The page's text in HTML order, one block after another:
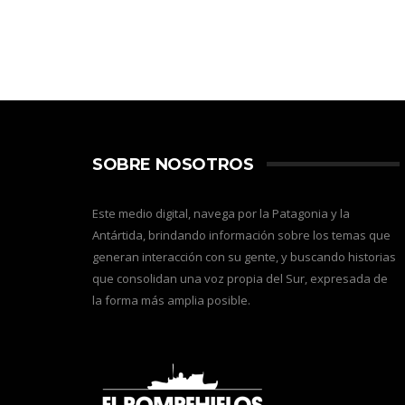
SOBRE NOSOTROS
Este medio digital, navega por la Patagonia y la
Antártida, brindando información sobre los temas que
generan interacción con su gente, y buscando historias
que consolidan una voz propia del Sur, expresada de
la forma más amplia posible.